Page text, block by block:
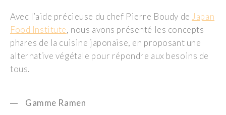
Avec l’aide précieuse du chef Pierre Boudy de Japan
Food Institute, nous avons présenté les concepts
phares de la cuisine japonaise, en proposant une
alternative végétale pour répondre aux besoins de
tous.
Gamme Ramen